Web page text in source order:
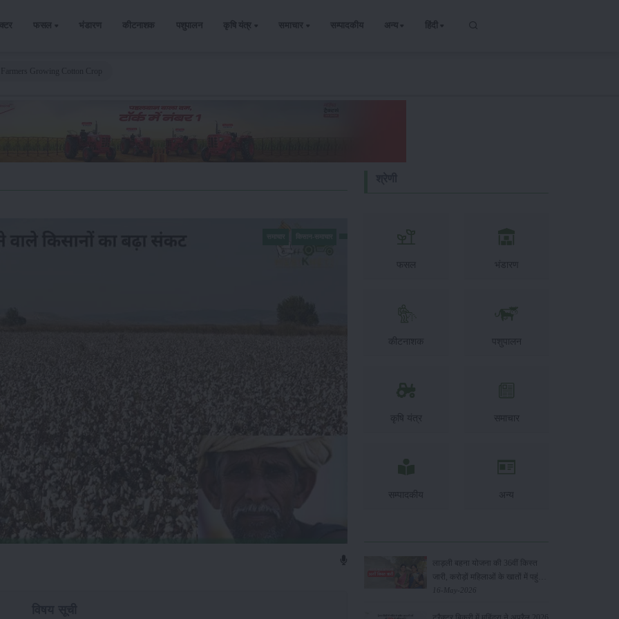
फसल भंडारण कीटनाशक पशुपालन कृषि यंत्र समाचार सम्पादकीय अन्य हिंदी
फसल भंडारण
कीटनाशक पशुपालन
कृषि यंत्र समाचार
सम्पादकीय अन्य
लाड़ली बहना योजना की 36वीं किस्त
जारी, करोड़ों महिलाओं के खातों में पहुंचे
1500 रुपये
16-May-2026